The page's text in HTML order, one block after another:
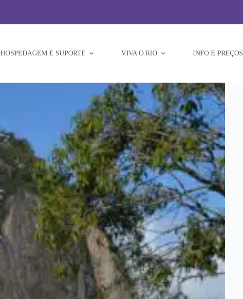
HOSPEDAGEM E SUPORTE VIVA O RIO INFO E PREÇOS